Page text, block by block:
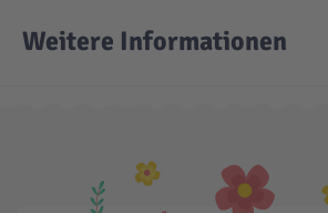
Weitere Informationen